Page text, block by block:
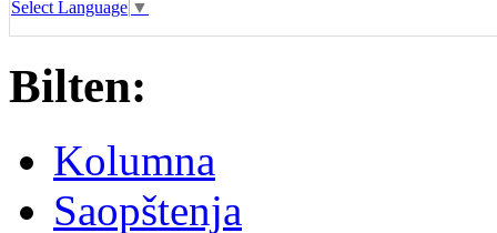
Select Language ▼
Bilten:
Kolumna
Saopštenja